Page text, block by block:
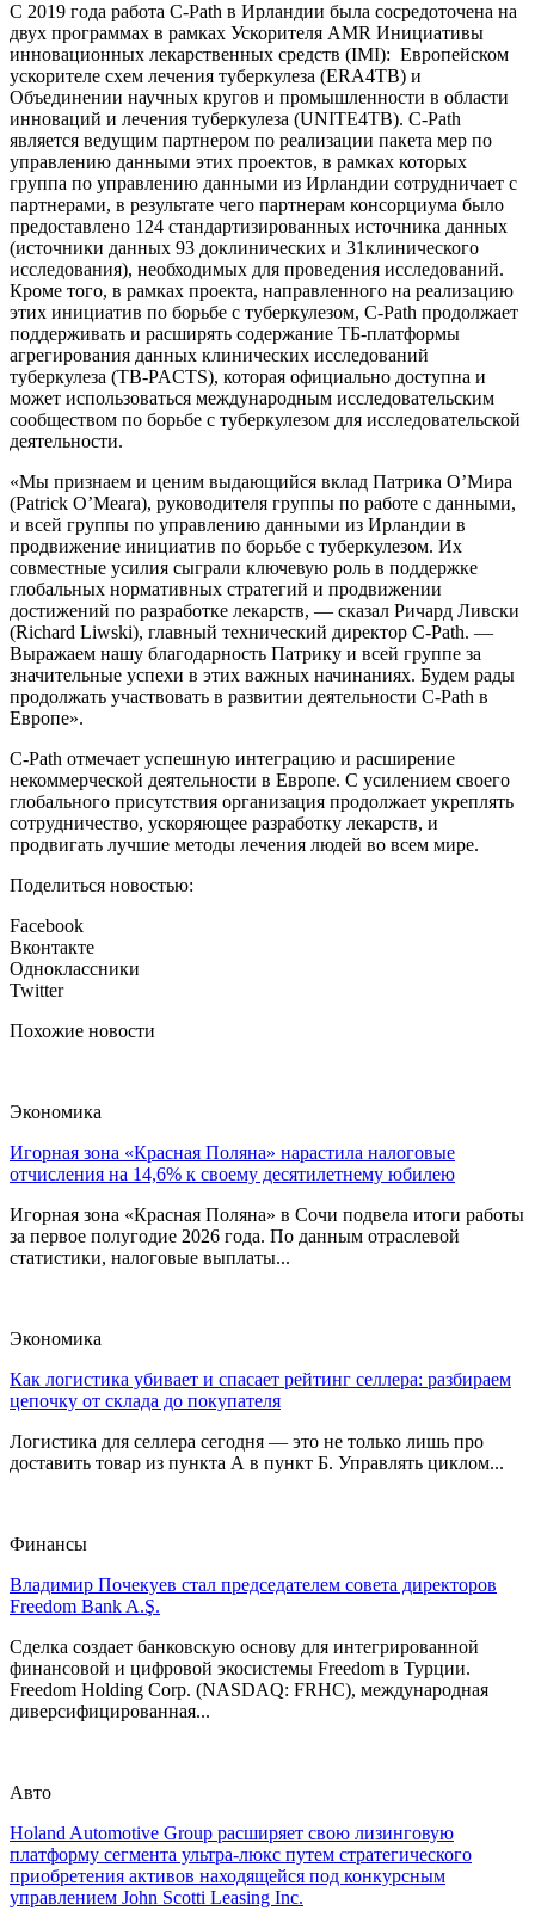
С 2019 года работа C-Path в Ирландии была сосредоточена на
двух программах в рамках Ускорителя AMR Инициативы
инновационных лекарственных средств (IMI): Европейском
ускорителе схем лечения туберкулеза (ERA4TB) и
Объединении научных кругов и промышленности в области
инноваций и лечения туберкулеза (UNITE4TB). C-Path
является ведущим партнером по реализации пакета мер по
управлению данными этих проектов, в рамках которых
группа по управлению данными из Ирландии сотрудничает с
партнерами, в результате чего партнерам консорциума было
предоставлено 124 стандартизированных источника данных
(источники данных 93 доклинических и 31клинического
исследования), необходимых для проведения исследований.
Кроме того, в рамках проекта, направленного на реализацию
этих инициатив по борьбе с туберкулезом, C-Path продолжает
поддерживать и расширять содержание TБ-платформы
агрегирования данных клинических исследований
туберкулеза (TB-PACTS), которая официально доступна и
может использоваться международным исследовательским
сообществом по борьбе с туберкулезом для исследовательской
деятельности.
«Мы признаем и ценим выдающийся вклад Патрика О’Мира
(Patrick O’Meara), руководителя группы по работе с данными,
и всей группы по управлению данными из Ирландии в
продвижение инициатив по борьбе с туберкулезом. Их
совместные усилия сыграли ключевую роль в поддержке
глобальных нормативных стратегий и продвижении
достижений по разработке лекарств, — сказал Ричард Ливски
(Richard Liwski), главный технический директор C-Path. —
Выражаем нашу благодарность Патрику и всей группе за
значительные успехи в этих важных начинаниях. Будем рады
продолжать участвовать в развитии деятельности C-Path в
Европе».
C-Path отмечает успешную интеграцию и расширение
некоммерческой деятельности в Европе. С усилением своего
глобального присутствия организация продолжает укреплять
сотрудничество, ускоряющее разработку лекарств, и
продвигать лучшие методы лечения людей во всем мире.
Поделиться новостью:
Facebook
Вконтакте
Одноклассники
Twitter
Похожие новости
Экономика
Игорная зона «Красная Поляна» нарастила налоговые
отчисления на 14,6% к своему десятилетнему юбилею
Игорная зона «Красная Поляна» в Сочи подвела итоги работы
за первое полугодие 2026 года. По данным отраслевой
статистики, налоговые выплаты...
Экономика
Как логистика убивает и спасает рейтинг селлера: разбираем
цепочку от склада до покупателя
Логистика для селлера сегодня — это не только лишь про
доставить товар из пункта А в пункт Б. Управлять циклом...
Финансы
Владимир Почекуев стал председателем совета директоров
Freedom Bank A.Ş.
Сделка создает банковскую основу для интегрированной
финансовой и цифровой экосистемы Freedom в Турции.
Freedom Holding Corp. (NASDAQ: FRHC), международная
диверсифицированная...
Авто
Holand Automotive Group расширяет свою лизинговую
платформу сегмента ультра-люкс путем стратегического
приобретения активов находящейся под конкурсным
управлением John Scotti Leasing Inc.